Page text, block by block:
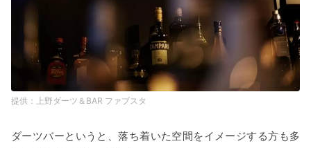
上野ダーツ＆BAR ファブスタ
ダーツバーというと、落ち着いた空間をイメージする方も多